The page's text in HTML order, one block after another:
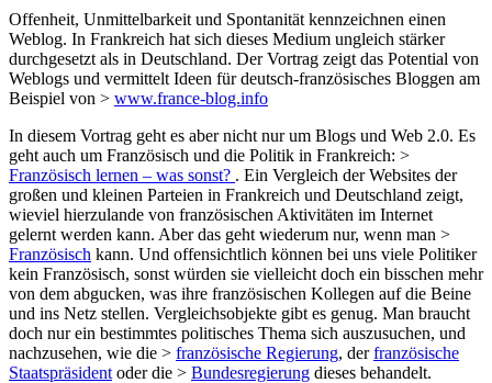
Offenheit, Unmittelbarkeit und Spontanität kennzeichnen einen
Weblog. In Frankreich hat sich dieses Medium ungleich stärker
durchgesetzt als in Deutschland. Der Vortrag zeigt das Potential von
Weblogs und vermittelt Ideen für deutsch-französisches Bloggen am
Beispiel von > www.france-blog.info
In diesem Vortrag geht es aber nicht nur um Blogs und Web 2.0. Es
geht auch um Französisch und die Politik in Frankreich: >
Französisch lernen – was sonst? . Ein Vergleich der Websites der
großen und kleinen Parteien in Frankreich und Deutschland zeigt,
wieviel hierzulande von französischen Aktivitäten im Internet
gelernt werden kann. Aber das geht wiederum nur, wenn man >
Französisch kann. Und offensichtlich können bei uns viele Politiker
kein Französisch, sonst würden sie vielleicht doch ein bisschen mehr
von dem abgucken, was ihre französischen Kollegen auf die Beine
und ins Netz stellen. Vergleichsobjekte gibt es genug. Man braucht
doch nur ein bestimmtes politisches Thema sich auszusuchen, und
nachzusehen, wie die > französische Regierung, derfranzösische
Staatspräsident oder die > Bundesregierung dieses behandelt.